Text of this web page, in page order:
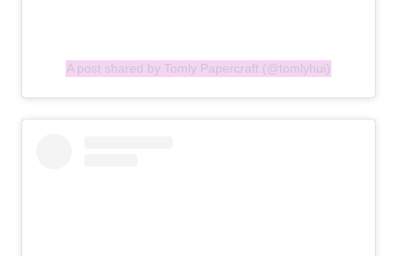
A post shared by Tomly Papercraft (@tomlyhui)